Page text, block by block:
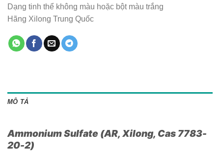
Dạng tinh thể không màu hoặc bột màu trắng
Hãng Xilong Trung Quốc
MÔ TẢ
Ammonium Sulfate (AR, Xilong, Cas 7783-
20-2)